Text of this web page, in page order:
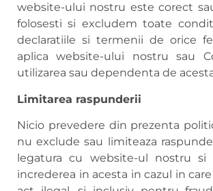
website-ului nostru este corect
folosesti si excludem toate
declaratiile si termenii de orice
aplica website-ului nostru sau
utilizarea sau dependenta de
Limitarea raspunderii
Nicio prevedere din prezenta
nu exclude sau limiteaza
legatura cu website-ul nostru si
increderea in acesta in cazul in